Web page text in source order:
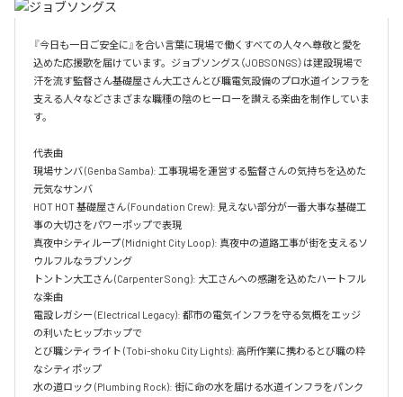
『今日も一日ご安全に』を合い言葉に現場で働くすべての人々へ尊敬と愛を
込めた応援歌を届けています。ジョブソングス（JOBSONGS）は建設現場で
汗を流す監督さん基礎屋さん大工さんとび職電気設備のプロ水道インフラを
支える人々などさまざまな職種の陰のヒーローを讃える楽曲を制作していま
す。
代表曲
現場サンバ (Genba Samba): 工事現場を運営する監督さんの気持ちを込めた
元気なサンバ
HOT HOT 基礎屋さん (Foundation Crew): 見えない部分が一番大事な基礎工
事の大切さをパワーポップで表現
真夜中シティループ (Midnight City Loop): 真夜中の道路工事が街を支えるソ
ウルフルなラブソング
トントン大工さん (Carpenter Song): 大工さんへの感謝を込めたハートフル
な楽曲
電設レガシー (Electrical Legacy): 都市の電気インフラを守る気概をエッジ
の利いたヒップホップで
とび職シティライト (Tobi-shoku City Lights): 高所作業に携わるとび職の粋
なシティポップ
水の道ロック (Plumbing Rock): 街に命の水を届ける水道インフラをパンク